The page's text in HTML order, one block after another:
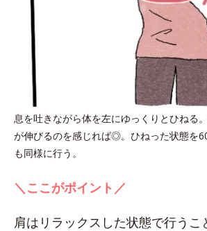
息を吐きながら体を左にゆっくりとひねる
が伸びるのを感じれば◎。ひねった状態を
も同様に行う。
＼ここがポイント／
肩はリラックスした状態で行うこ